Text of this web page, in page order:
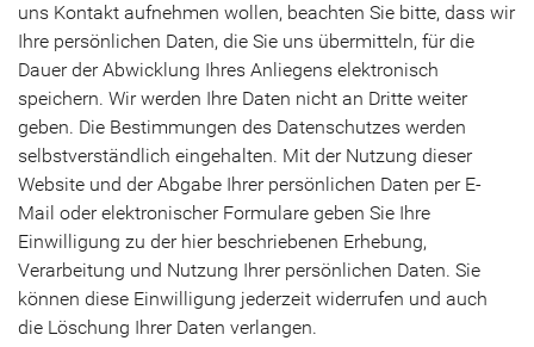
uns Kontakt aufnehmen wollen, beachten Sie bitte, dass wir
Ihre persönlichen Daten, die Sie uns übermitteln, für die
Dauer der Abwicklung Ihres Anliegens elektronisch
speichern. Wir werden Ihre Daten nicht an Dritte weiter
geben. Die Bestimmungen des Datenschutzes werden
selbstverständlich eingehalten. Mit der Nutzung dieser
Website und der Abgabe Ihrer persönlichen Daten per E-
Mail oder elektronischer Formulare geben Sie Ihre
Einwilligung zu der hier beschriebenen Erhebung,
Verarbeitung und Nutzung Ihrer persönlichen Daten. Sie
können diese Einwilligung jederzeit widerrufen und auch
die Löschung Ihrer Daten verlangen.